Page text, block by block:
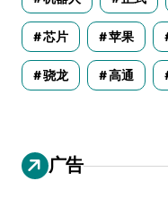
芯片 苹果
骁龙 高通
广告